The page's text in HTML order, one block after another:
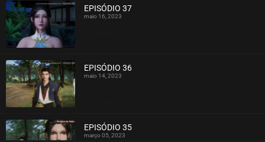
EPISÓDIO 37
maio 16, 2023
EPISÓDIO 36
maio 14, 2023
EPISÓDIO 35
março 05, 2023